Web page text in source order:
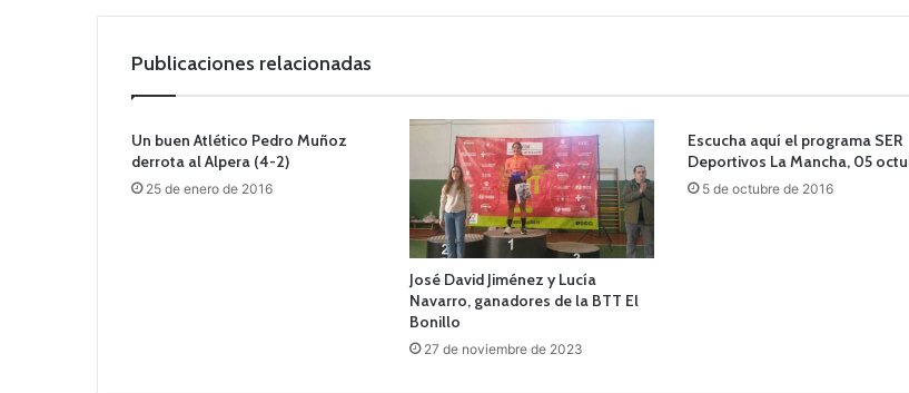
Publicaciones relacionadas
Un buen Atlético Pedro Muñoz
derrota al Alpera (4-2)
25 de enero de 2016
José David Jiménez y Lucía
Navarro, ganadores de la BTT El
Bonillo
27 de noviembre de 2023
Escucha aquí el programa SER
Deportivos La Mancha, 05
5 de octubre de 2016